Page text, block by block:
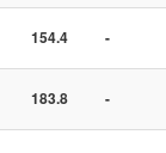
154.4 -
183.8 -